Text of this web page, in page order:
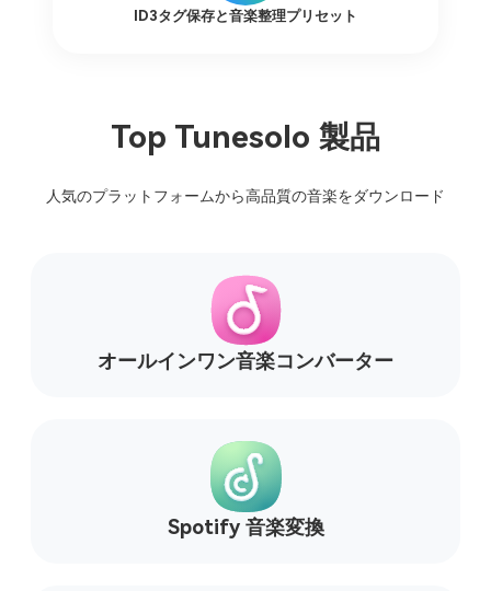
Top Tunesolo 製品
オールインワン音楽コンバーター
Spotify 音楽変換